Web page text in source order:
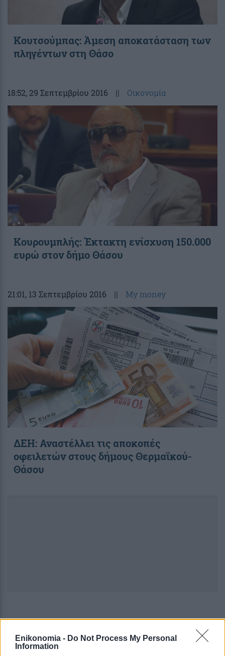
Enikonomia - Do Not Process My Personal
Information
Κουτσούμπας: Άμεση αποκατάσταση των
πληγέντων στη Θάσο
18:52, 29 Σεπτεμβρίου 2016 || Οικονομία
Κουρουμπλής: Έκτακτη ενίσχυση 150.000
ευρώ στον δήμο Θάσου
21:01, 13 Σεπτεμβρίου 2016 || My money
ΔΕΗ: Αναστέλλει τις αποκοπές
οφειλετών στους δήμους Θερμαϊκού-
Θάσου
20:10, 12 Σεπτεμβρίου 2016 || Αγροτική ανάπτυξη